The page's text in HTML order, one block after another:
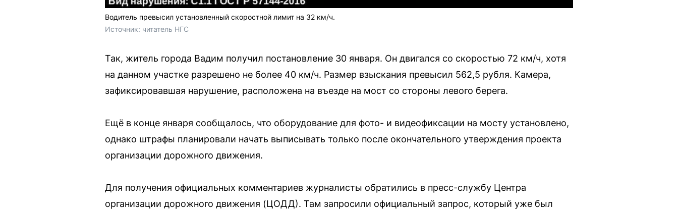
Водитель превысил установленный скоростной лимит на 32 км/ч.
Источник: читатель НГС
Так, житель города Вадим получил постановление 30 января. Он двигался со скоростью 72 км/ч, хотя
на данном участке разрешено не более 40 км/ч. Размер взыскания превысил 562,5 рубля. Камера,
зафиксировавшая нарушение, расположена на въезде на мост со стороны левого берега.
Ещё в конце января сообщалось, что оборудование для фото- и видеофиксации на мосту установлено,
однако штрафы планировали начать выписывать только после окончательного утверждения проекта
организации дорожного движения.
Для получения официальных комментариев журналисты обратились в пресс-службу Центра
организации дорожного движения (ЦОДД). Там запросили официальный запрос, который уже был